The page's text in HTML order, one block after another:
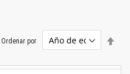
Ordenar por